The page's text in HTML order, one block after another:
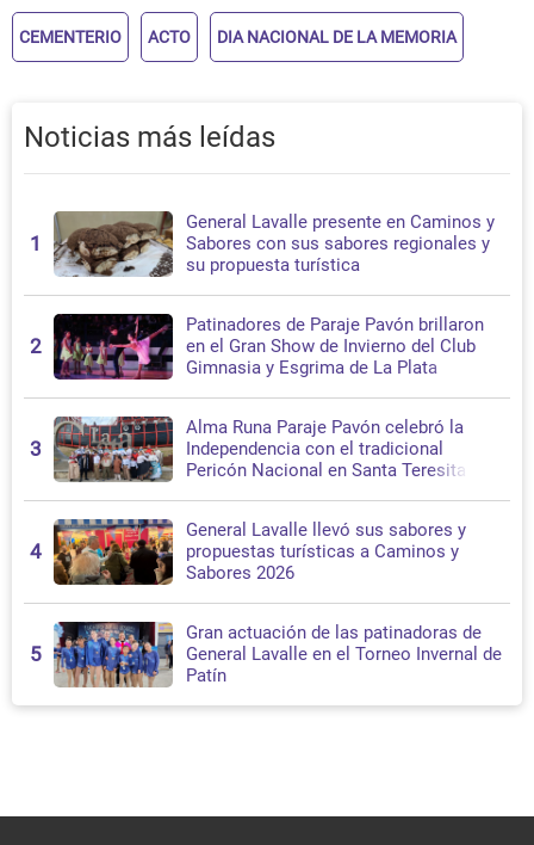
CEMENTERIO ACTO DIA NACIONAL DE LA MEMORIA
Noticias más leídas
1
General Lavalle presente en Caminos y
Sabores con sus sabores regionales y
su propuesta turística
2
Patinadores de Paraje Pavón brillaron
en el Gran Show de Invierno del Club
Gimnasia y Esgrima de La Plata
3
Alma Runa Paraje Pavón celebró la
Independencia con el tradicional
Pericón Nacional en Santa Teresita
4
General Lavalle llevó sus sabores y
propuestas turísticas a Caminos y
Sabores 2026
5
Gran actuación de las patinadoras de
General Lavalle en el Torneo Invernal de
Patín